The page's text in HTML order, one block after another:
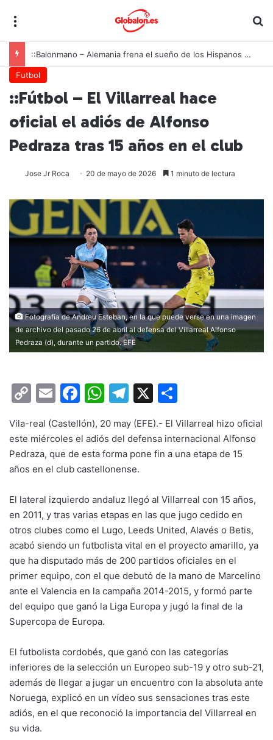
::Balonmano – Alemania frena el sueño de los Hispanos Juveniles, que lucharán ahora por el bronce europeo
Futbol
::Fútbol – El Villarreal hace
oficial el adiós de Alfonso
Pedraza tras 15 años en el club
Jose Jr Roca 20 de mayo de 2026 1 minuto de lectura
Fotografía de Andreu Esteban, en la que puede verse en una imagen
de archivo del pasado 26 de abril al defensa del Villarreal Alfonso
Pedraza (d), durante un partido. EFE
C
p
y
Li
k
E
ai
l
F
c
e
b
o
o
k
W
at
s
A
p
p
T
el
e
gr
a
m
X
m
p
Vila-real (Castellón), 20 may (EFE).- El Villarreal hizo oficial
este miércoles el adiós del defensa internacional Alfonso
Pedraza, que de esta forma pone fin a una etapa de 15
años en el club castellonense.
El lateral izquierdo andaluz llegó al Villarreal con 15 años,
en 2011, y tras varias etapas en las que jugo cedido en
otros clubes como el Lugo, Leeds United, Alavés o Betis,
acabó siendo un futbolista vital en el proyecto amarillo, ya
que ha disputado más de 200 partidos oficiales en el
primer equipo, con el que debutó de la mano de Marcelino
ante el Valencia en la campaña 2014-2015, y formó parte
del equipo que ganó la Liga Europa y jugó la final de la
Supercopa de Europa.
El futbolista cordobés, que ganó con las categorías
inferiores de la selección un Europeo sub-19 y otro sub-21,
además de llegar a jugar un encuentro con la absoluta ante
Noruega, explicó en un vídeo sus sensaciones tras este
adiós, en el que reconoció la importancia del Villarreal en
su vida.